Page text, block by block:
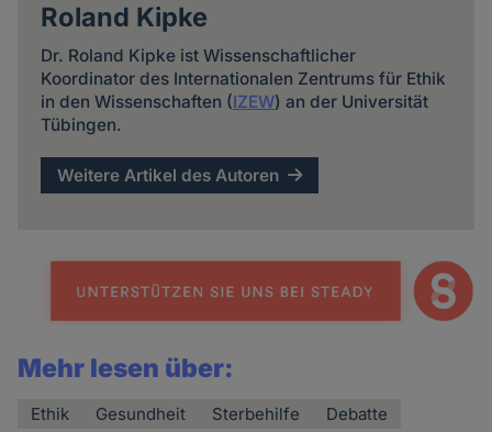
Roland Kipke
Dr. Roland Kipke ist Wissenschaftlicher
Koordinator des Internationalen Zentrums für Ethik
in den Wissenschaften (IZEW) an der Universität
Tübingen.
Weitere Artikel des Autoren
Mehr lesen über:
Ethik Gesundheit Sterbehilfe Debatte